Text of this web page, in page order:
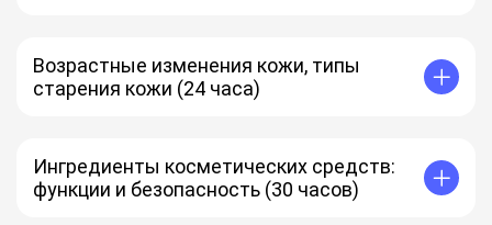
Возрастные изменения кожи, типы
старения кожи (24 часа)
Ингредиенты косметических средств:
функции и безопасность (30 часов)